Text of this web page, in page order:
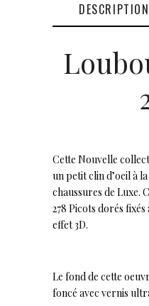
DESCRIPTION
Cette Nouvelle
un petit clin d’oeil à
chaussures de Luxe.
278 Picots dorés
effet 3D.
Le fond de cette
foncé avec vernis